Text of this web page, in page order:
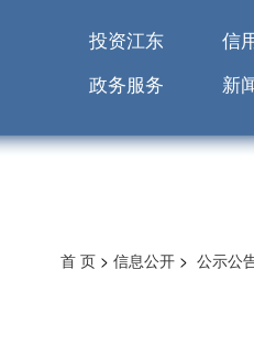
投资江东 信
政务服务
新
首 页 > 信息公开 > 公示公